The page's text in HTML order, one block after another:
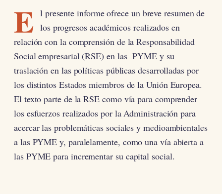
E l presente informe ofrece un breve resumen de
los progresos académicos realizados en
relación con la comprensión de la Responsabilidad
Social empresarial (RSE) en las PYME y su
traslación en las políticas públicas desarrolladas por
los distintos Estados miembros de la Unión Europea.
El texto parte de la RSE como vía para comprender
los esfuerzos realizados por la Administración para
acercar las problemáticas sociales y medioambientales
a las PYME y, paralelamente, como una vía abierta a
las PYME para incrementar su capital social.